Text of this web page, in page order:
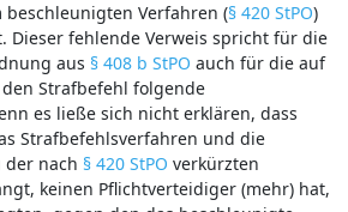
Verfahren (§ 420 StPO)
Dieser fehlende Verweis spricht für die
aus § 408 b StPO auch für die auf
Strafbefehl folgende
es ließe sich nicht erklären, dass
Strafbefehlsverfahren und die
nach § 420 StPO verkürzten
keinen Pflichtverteidiger (mehr) hat,